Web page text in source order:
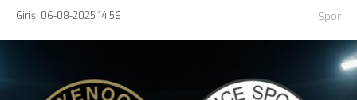
Giriş: 06-08-2025 14:56 Spor